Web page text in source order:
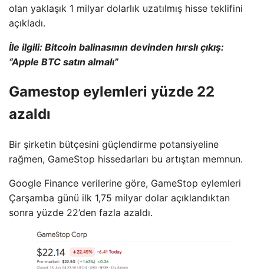
olan yaklaşık 1 milyar dolarlık uzatılmış hisse teklifini
açıkladı.
İle ilgili: Bitcoin balinasının devinden hırslı çıkış:
“Apple BTC satın almalı”
Gamestop eylemleri yüzde 22
azaldı
Bir şirketin bütçesini güçlendirme potansiyeline
rağmen, GameStop hissedarları bu artıştan memnun.
Google Finance verilerine göre, GameStop eylemleri
Çarşamba günü ilk 1,75 milyar dolar açıklandıktan
sonra yüzde 22’den fazla azaldı.